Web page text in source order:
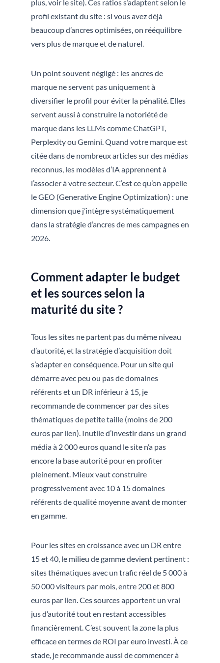
plus, voir le site). Ces ratios s’adaptent selon le
profil existant du site : si vous avez déjà
beaucoup d’ancres optimisées, on rééquilibre
vers plus de marque et de naturel.
Un point souvent négligé : les ancres de
marque ne servent pas uniquement à
diversifier le profil pour éviter la pénalité. Elles
servent aussi à construire la notoriété de
marque dans les LLMs comme ChatGPT,
Perplexity ou Gemini. Quand votre marque est
citée dans de nombreux articles sur des médias
reconnus, les modèles d’IA apprennent à
l’associer à votre secteur. C’est ce qu’on appelle
le GEO (Generative Engine Optimization) : une
dimension que j’intègre systématiquement
dans la stratégie d’ancres de mes campagnes en
2026.
Comment adapter le budget
et les sources selon la
maturité du site ?
Tous les sites ne partent pas du même niveau
d’autorité, et la stratégie d’acquisition doit
s’adapter en conséquence. Pour un site qui
démarre avec peu ou pas de domaines
référents et un DR inférieur à 15, je
recommande de commencer par des sites
thématiques de petite taille (moins de 200
euros par lien). Inutile d’investir dans un grand
média à 2 000 euros quand le site n’a pas
encore la base autorité pour en profiter
pleinement. Mieux vaut construire
progressivement avec 10 à 15 domaines
référents de qualité moyenne avant de monter
en gamme.
Pour les sites en croissance avec un DR entre
15 et 40, le milieu de gamme devient pertinent :
sites thématiques avec un trafic réel de 5 000 à
50 000 visiteurs par mois, entre 200 et 800
euros par lien. Ces sources apportent un vrai
jus d’autorité tout en restant accessibles
financièrement. C’est souvent la zone la plus
efficace en termes de ROI par euro investi. À ce
stade, je recommande aussi de commencer à